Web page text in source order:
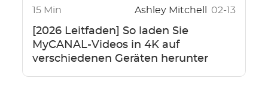
15 Min Ashley Mitchell 02-13
[2026 Leitfaden] So laden Sie
MyCANAL-Videos in 4K auf
verschiedenen Geräten herunter